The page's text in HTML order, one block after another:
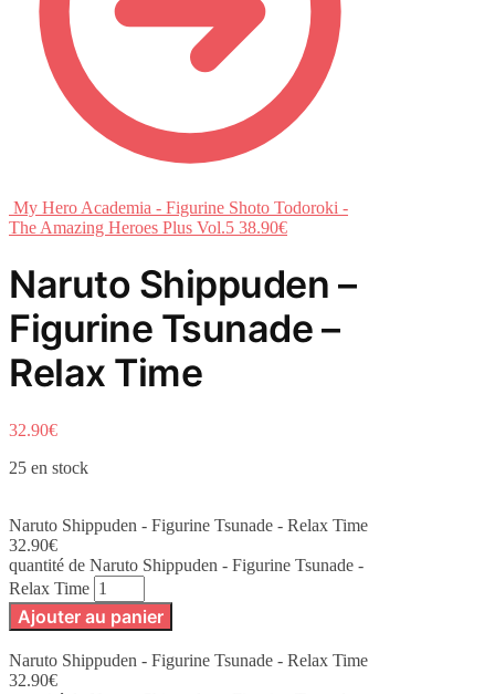
My Hero Academia - Figurine Shoto Todoroki -
The Amazing Heroes Plus Vol.5 38.90€
Naruto Shippuden –
Figurine Tsunade –
Relax Time
32.90€
25 en stock
Naruto Shippuden - Figurine Tsunade - Relax Time
32.90€
quantité de Naruto Shippuden - Figurine Tsunade -
Relax Time
Ajouter au panier
Naruto Shippuden - Figurine Tsunade - Relax Time
32.90€